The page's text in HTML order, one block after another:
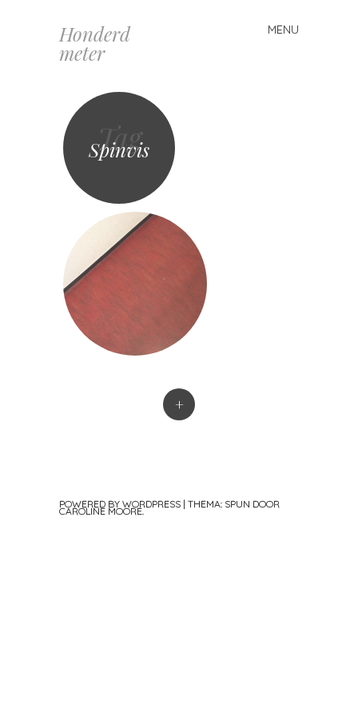
Honderd
meter
MENU
Spring
naar
Tag
Spinvis
+
POWERED BY WORDPRESS | THEMA: SPUN DOOR
CAROLINE MOORE